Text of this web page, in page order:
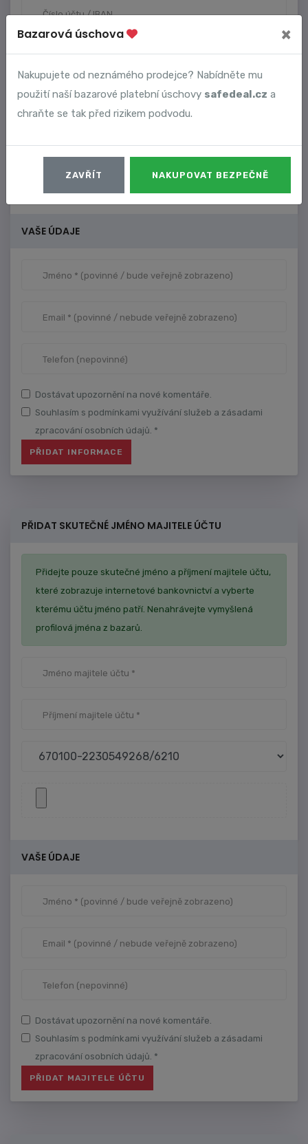
VAŠE ÚDAJE
Dostávat upozornění na nové komentáře.
Souhlasím s podmínkami využívání služeb a zásadami
zpracování osobních údajů. *
PŘIDAT SKUTEČNÉ JMÉNO MAJITELE ÚČTU
Přidejte pouze skutečné jméno a příjmení majitele účtu,
které zobrazuje internetové bankovnictví a vyberte
kterému účtu jméno patří. Nenahrávejte vymyšlená
profilová jména z bazarů.
VAŠE ÚDAJE
Dostávat upozornění na nové komentáře.
Souhlasím s podmínkami využívání služeb a zásadami
zpracování osobních údajů. *
Bazarová úschova ×
Nakupujete od neznámého prodejce? Nabídněte mu
použití naší bazarové platební úschovy safedeal.cz a
chraňte se tak před rizikem podvodu.
ZAVŘÍT NAKUPOVAT BEZPEČNĚ